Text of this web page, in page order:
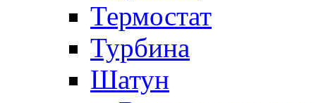
Термостат
Турбина
Шатун